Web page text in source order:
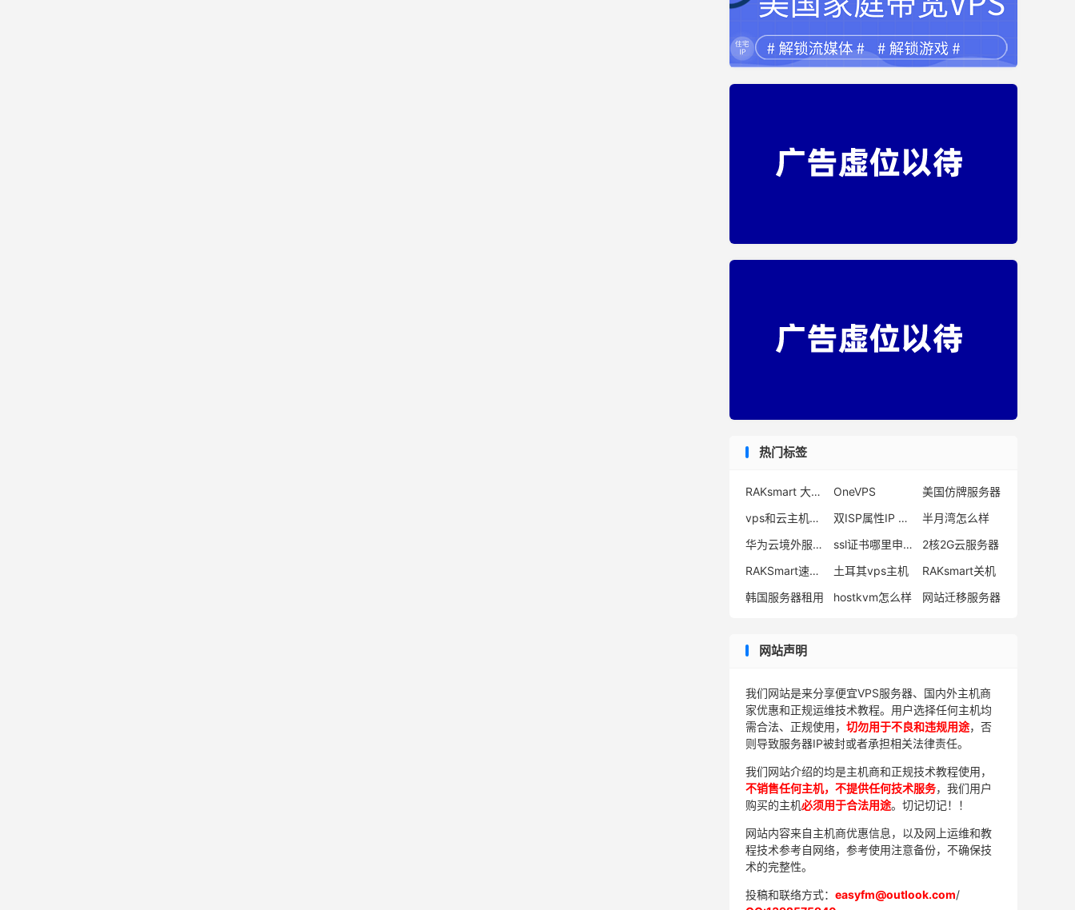
热门标签
RAKsmart 大陆优化线路 OneVPS
美国仿牌服务器
vps和云主机区别
双ISP属性IP VPS
半月湾怎么样
华为云境外服务器
ssl证书哪里申请
2核2G云服务器
RAKSmart速度如何
土耳其vps主机
RAKsmart关机
韩国服务器租用
hostkvm怎么样 网站迁移服务器
网站声明
我们网站是来分享便宜VPS服务器、国内外主机商
家优惠和正规运维技术教程。用户选择任何主机均
需合法、正规使用， 切勿用于不良和违规用途，否
则导致服务器IP被封或者承担相关法律责任。
我们网站介绍的均是主机商和正规技术教程使用，
不销售任何主机，不提供任何技术服务，我们用户
购买的主机必须用于合法用途。切记切记！！
网站内容来自主机商优惠信息，以及网上运维和教
程技术参考自网络，参考使用注意备份，不确保技
术的完整性。
投稿和联络方式： easyfm@outlook.com/